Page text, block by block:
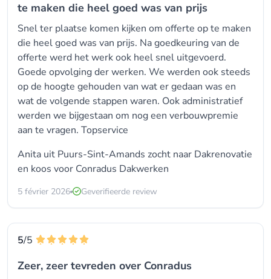
te maken die heel goed was van prijs
Snel ter plaatse komen kijken om offerte op te maken
die heel goed was van prijs. Na goedkeuring van de
offerte werd het werk ook heel snel uitgevoerd.
Goede opvolging der werken. We werden ook steeds
op de hoogte gehouden van wat er gedaan was en
wat de volgende stappen waren. Ook administratief
werden we bijgestaan om nog een verbouwpremie
aan te vragen. Topservice
Anita uit Puurs-Sint-Amands zocht naar Dakrenovatie
en koos voor Conradus Dakwerken
5 février 2026 Geverifieerde review
5/5
Zeer, zeer tevreden over Conradus